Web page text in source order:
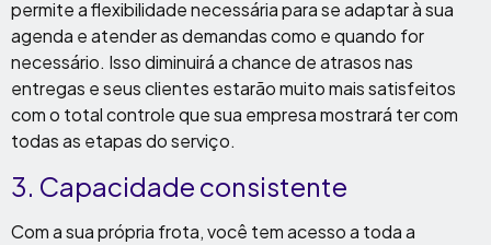
permite a flexibilidade necessária para se adaptar à sua
agenda e atender as demandas como e quando for
necessário. Isso diminuirá a chance de atrasos nas
entregas e seus clientes estarão muito mais satisfeitos
com o total controle que sua empresa mostrará ter com
todas as etapas do serviço.
3. Capacidade consistente
Com a sua própria frota, você tem acesso a toda a